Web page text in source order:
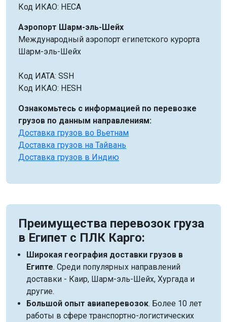
Код ИКАО: HECA
Аэропорт Шарм-эль-Шейх
Международный аэропорт египетского курорта
Шарм-эль-Шейх
Код ИАТА: SSH
Код ИКАО: HESH
Ознакомьтесь с информацией по перевозке
грузов по данным направлениям:
Доставка грузов во Вьетнам
Доставка грузов на Тайвань
Доставка грузов в Индию
Преимущества перевозок груза
в Египет с ПЛК Карго:
Широкая география доставки грузов в
Египте. Среди популярных направлений
доставки - Каир, Шарм-эль-Шейх, Хургада и
другие.
Большой опыт авиаперевозок. Более 10 лет
работы в сфере транспортно-логистических